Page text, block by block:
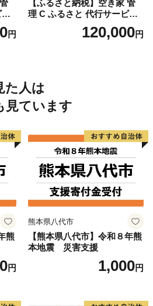
り
円
【ふるさと納税】空き家 管
理 C ふるさと 代行サービス
2時間 程度 × 6回 建物 外部
状況 確認 2ヶ月に1回 雨漏り
助言 愛知県 小牧市
120,000円
た人は
見ています
熊
円
熊本県八代市
【熊本県八代市】令和８年熊
本地震 災害支援
1,000円